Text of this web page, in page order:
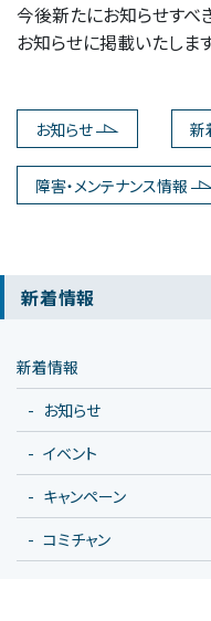
今後新たにお知らせすべ
お知らせに掲載いたします
お知らせ 新
障害・メンテナンス情報
新着情報
新着情報
お知らせ
イベント
キャンペーン
コミチャン